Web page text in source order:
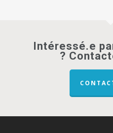
Intéressé.e
?